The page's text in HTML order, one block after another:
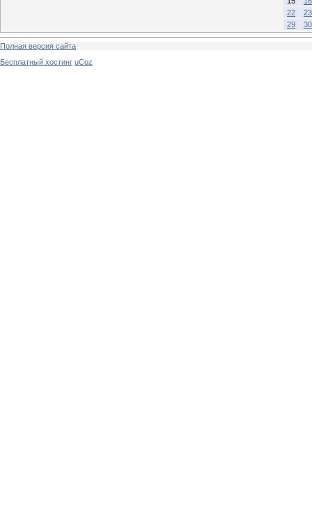
22
23
29
30
Полная версия сайта
Бесплатный хостинг uCoz